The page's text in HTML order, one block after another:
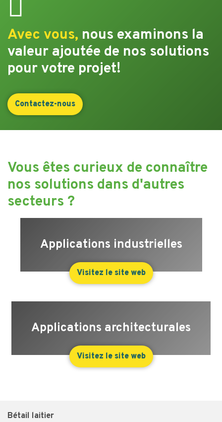
Avec vous, nous examinons la
valeur ajoutée de nos solutions
pour votre projet!
Contactez-nous
Vous êtes curieux de connaître
nos solutions dans d'autres
secteurs ?
Applications industrielles
Visitez le site web
Applications architecturales
Visitez le site web
Bétail laitier